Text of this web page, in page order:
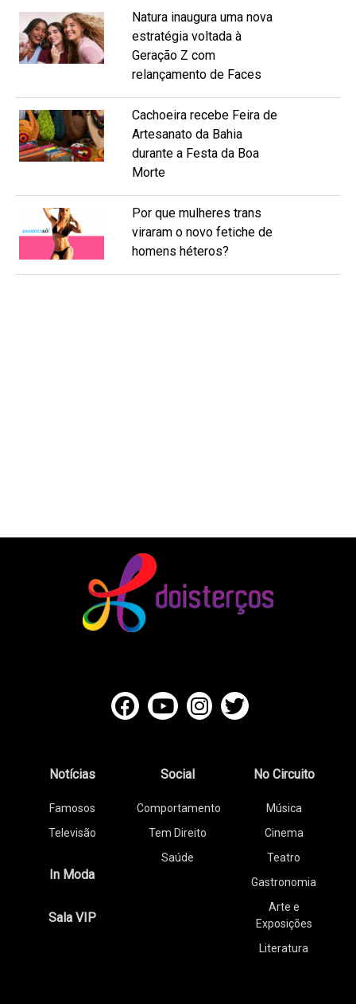
Natura inaugura uma nova
estratégia voltada à
Geração Z com
relançamento de Faces
Cachoeira recebe Feira de
Artesanato da Bahia
durante a Festa da Boa
Morte
Por que mulheres trans
viraram o novo fetiche de
homens héteros?
Notícias
Famosos
Televisão
In Moda
Sala VIP
Social
Comportamento
Tem Direito
Saúde
No Circuito
Música
Cinema
Teatro
Gastronomia
Arte e
Exposições
Literatura